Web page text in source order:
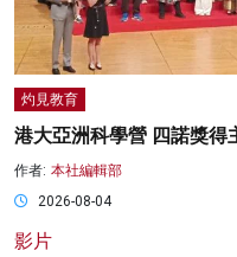
灼見教育
港大亞洲科學營 四諾獎得
作者: 本社編輯部
2026-08-04
影片